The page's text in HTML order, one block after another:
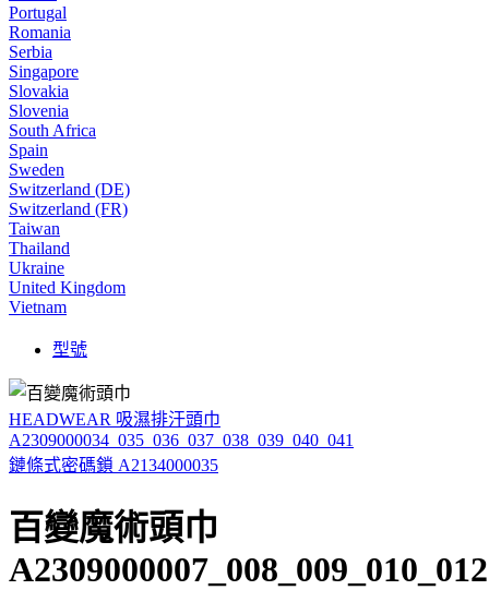
Portugal
Romania
Serbia
Singapore
Slovakia
Slovenia
South Africa
Spain
Sweden
Switzerland (DE)
Switzerland (FR)
Taiwan
Thailand
Ukraine
United Kingdom
Vietnam
型號
HEADWEAR 吸濕排汗頭巾
A2309000034_035_036_037_038_039_040_041
鏈條式密碼鎖 A2134000035
百變魔術頭巾
A2309000007_008_009_010_012